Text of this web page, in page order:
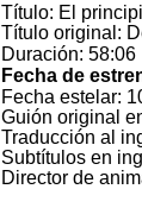
Título: El
Título original:
Duración: 58:06
Fecha de
Fecha estelar:
Guión original
Traducción al
Subtítulos en
Director de